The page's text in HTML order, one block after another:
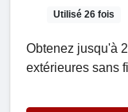
Utilisé 26 fois
Obtenez jusqu'à
extérieures sans